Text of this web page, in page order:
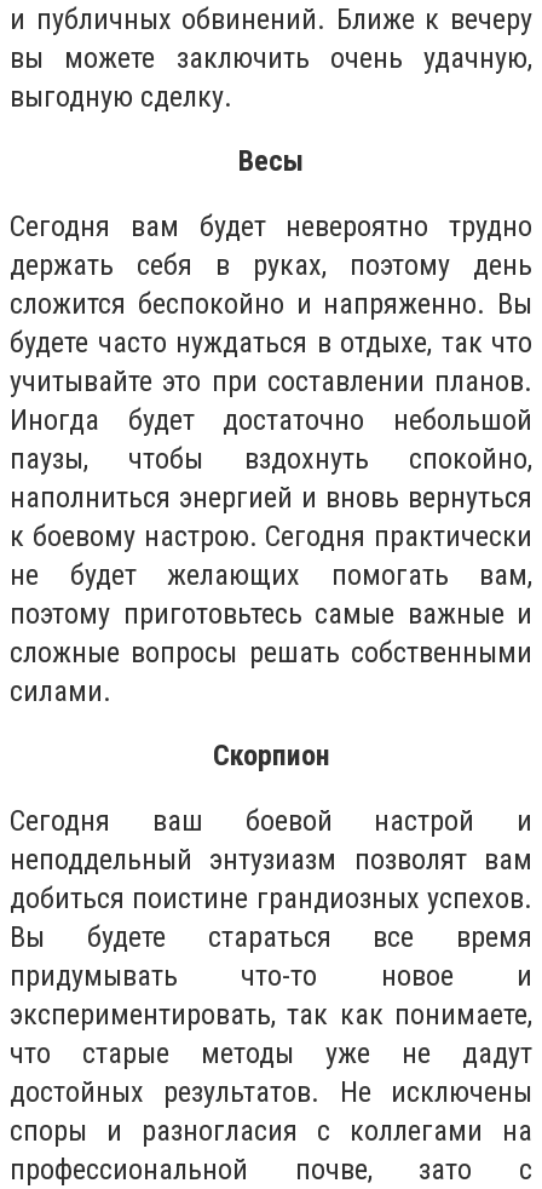
и публичных обвинений. Ближе к вечеру
вы можете заключить очень удачную,
выгодную сделку.
Весы
Сегодня вам будет невероятно трудно
держать себя в руках, поэтому день
сложится беспокойно и напряженно. Вы
будете часто нуждаться в отдыхе, так что
учитывайте это при составлении планов.
Иногда будет достаточно небольшой
паузы, чтобы вздохнуть спокойно,
наполниться энергией и вновь вернуться
к боевому настрою. Сегодня практически
не будет желающих помогать вам,
поэтому приготовьтесь самые важные и
сложные вопросы решать собственными
силами.
Скорпион
Сегодня ваш боевой настрой и
неподдельный энтузиазм позволят вам
добиться поистине грандиозных успехов.
Вы будете стараться все время
придумывать что-то новое и
экспериментировать, так как понимаете,
что старые методы уже не дадут
достойных результатов. Не исключены
споры и разногласия с коллегами на
профессиональной почве, зато с